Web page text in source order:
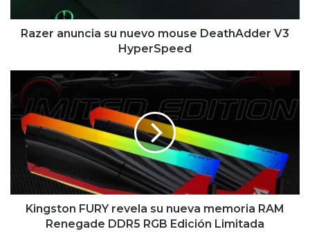
Razer anuncia su nuevo mouse DeathAdder V3
HyperSpeed
Kingston
FURY
revela
su
nueva
memoria
RAM
Renegade
DDR5
RGBKingston FURY revela su nueva memoria RAM
Renegade DDR5 RGB Edición Limitada